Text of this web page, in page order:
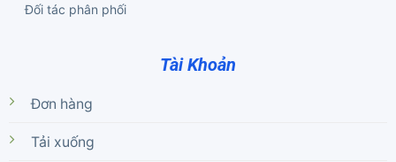
Đối tác phân phối
Tài Khoản
Đơn hàng
Tải xuống